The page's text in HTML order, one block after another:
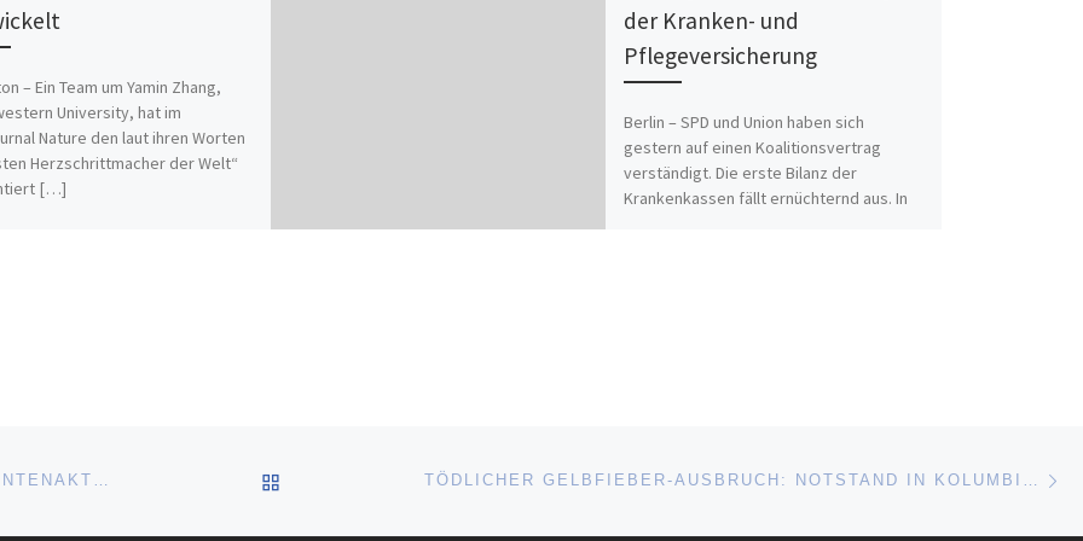
– Ein Team um Yamin Zhang,
University, hat im
Nature den laut ihren Worten
Herzschrittmacher der Welt“
[…]
der Kranken- und
Pflegeversicherung
Berlin – SPD und Union haben sich
gestern auf einen Koalitionsvertrag
verständigt. Die erste Bilanz der
Krankenkassen fällt ernüchternd aus. In
SICHERHEITSDEBATTE ZU ELEKTRONISCHER PATIENTENAKTE GEHT WEITER ZURÜCK ZUR BEITRAGSLISTE TÖDLICHER GELBFIEBER-AUSBRUCH: NOTSTAND IN KOLUMBIEN AUSGERUFEN